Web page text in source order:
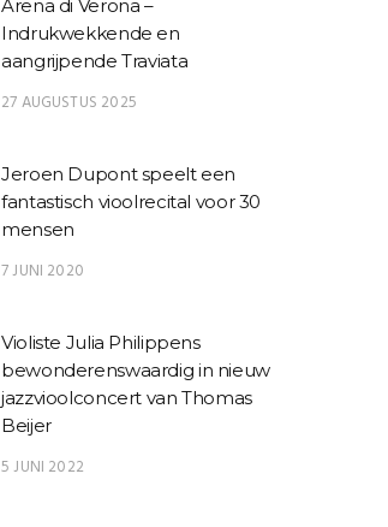
Arena di Verona –
Indrukwekkende en
aangrijpende Traviata
27 AUGUSTUS 2025
Jeroen Dupont speelt een
fantastisch vioolrecital voor 30
mensen
7 JUNI 2020
Violiste Julia Philippens
bewonderenswaardig in nieuw
jazzvioolconcert van Thomas
Beijer
5 JUNI 2022